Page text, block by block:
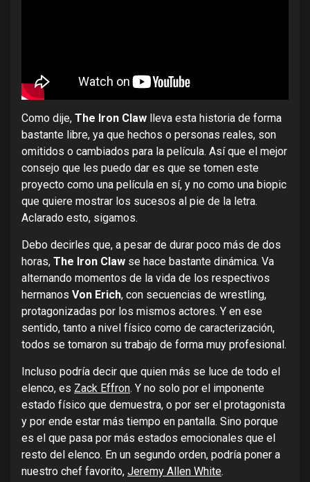
Como dije, The Iron Claw lleva esta historia de forma
bastante libre, ya que hechos o personas reales, son
omitidos o cambiados para la película. Así que el mejor
consejo que les puedo dar es que se tomen este
proyecto como una película en sí, y no como una biopic
que quiere mostrar los sucesos al pie de la letra.
Aclarado esto, sigamos.
Debo decirles que, a pesar de durar poco más de dos
horas, The Iron Claw se hace bastante dinámica. Va
alternando momentos de la vida de los respectivos
hermanos Von Erich, con secuencias de wrestling,
protagonizadas por los mismos actores. Y en ese
sentido, tanto a nivel físico como de caracterización,
todos se tomaron su trabajo de forma muy profesional.
Incluso podría decir que quien más se luce de todo el
elenco, es Zack Effron. Y no solo por el imponente
estado físico que demuestra, o por ser el protagonista
y por ende estar más tiempo en pantalla. Sino porque
es el que pasa por más estados emocionales que el
resto del elenco. En un segundo orden, podría poner a
nuestro chef favorito, Jeremy Allen White.